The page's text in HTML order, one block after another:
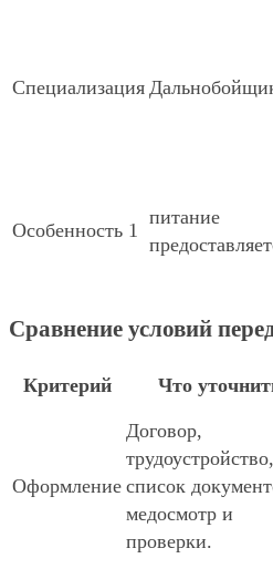
Специализация
Особенность 1
питание
Сравнение условий
Критерий Что
Оформление
Договор,
трудоустройство,
список
медосмотр и
проверки.